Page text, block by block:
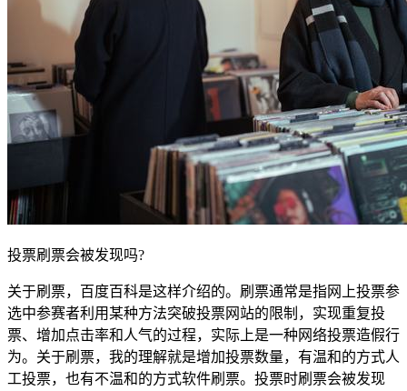
投票刷票会被发现吗?
关于刷票，百度百科是这样介绍的。刷票通常是指网上投票参
选中参赛者利用某种方法突破投票网站的限制，实现重复投
票、增加点击率和人气的过程，实际上是一种网络投票造假行
为。关于刷票，我的理解就是增加投票数量，有温和的方式人
工投票，也有不温和的方式软件刷票。投票时刷票会被发现